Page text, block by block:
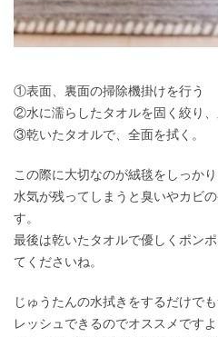
①表面、裏面の掃除機掛けを行う
②水に濡らしたタオルを固く絞り、
③乾いたタオルで、全面を拭く。
この際に大切なのが絨毯をしっかり
水気が残ってしまうと臭いやカビ
す。
最後は乾いたタオルで優しくポン
てくださいね。
じゅうたんの水拭きをするだけで
レッシュできるのでオススメですよ